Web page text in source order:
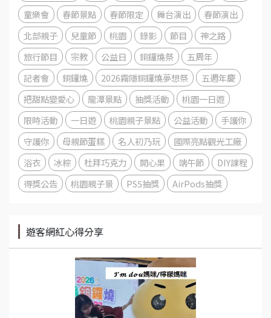
童樂會
春節景點 春節限定 舞台演出
春節演出
北部親子
兒童節 桃園 錄影 節目
神之路
旅行節目
宗教 公益日 銅鑼燒祭
五周年
記者會
銅鑼燒 2026霧隱銅鑼燒夢想祭
五週年慶
把甜點變愛心
龍潭景點 抽獎活動
桃園一日遊
限時活動
一日遊 桃園親子景點 公益活動
手護你
守護你
母親節蛋糕 名人初乃玩
國際亮點觀光工廠
浴衣
冰粽 杜拜巧克力 開心果 端午節
DIY課程
得獎公告
桃園親子景 PS5抽獎 AirPods抽獎
遊客網紅心得分享